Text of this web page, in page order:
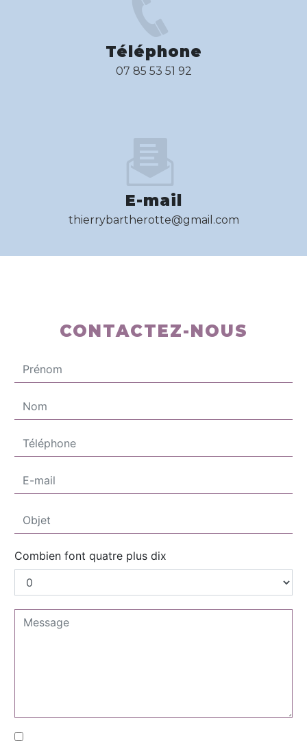
Téléphone
07 85 53 51 92
E-mail
thierrybartherotte@gmail.com
CONTACTEZ-NOUS
Combien font quatre plus dix